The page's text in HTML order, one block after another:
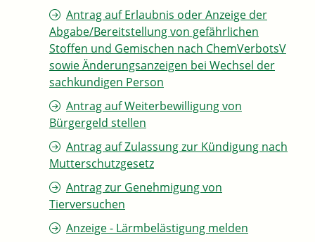
Antrag auf Erlaubnis oder Anzeige der
Abgabe/Bereitstellung von gefährlichen
Stoffen und Gemischen nach ChemVerbotsV
sowie Änderungsanzeigen bei Wechsel der
sachkundigen Person
Antrag auf Weiterbewilligung von
Bürgergeld stellen
Antrag auf Zulassung zur Kündigung nach
Mutterschutzgesetz
Antrag zur Genehmigung von
Tierversuchen
Anzeige - Lärmbelästigung melden